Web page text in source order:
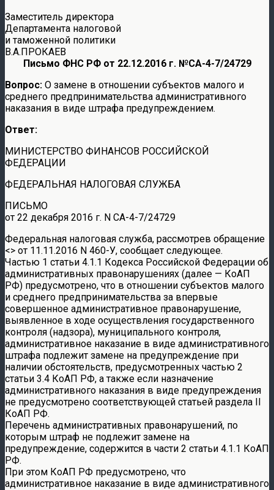
Заместитель директора
Департамента налоговой
и таможенной политики
В.А.ПРОКАЕВ
Письмо ФНС РФ от 22.12.2016 г. №СА-4-7/24729
Вопрос: О замене в отношении субъектов малого и
среднего предпринимательства административного
наказания в виде штрафа предупреждением.
Ответ:
МИНИСТЕРСТВО ФИНАНСОВ РОССИЙСКОЙ
ФЕДЕРАЦИИ
ФЕДЕРАЛЬНАЯ НАЛОГОВАЯ СЛУЖБА
ПИСЬМО
от 22 декабря 2016 г. N СА-4-7/24729
Федеральная налоговая служба, рассмотрев обращение
<> от 11.11.2016 N 460-У, сообщает следующее.
Частью 1 статьи 4.1.1 Кодекса Российской Федерации об
административных правонарушениях (далее — КоАП
РФ) предусмотрено, что в отношении субъектов малого
и среднего предпринимательства за впервые
совершенное административное правонарушение,
выявленное в ходе осуществления государственного
контроля (надзора), муниципального контроля,
административное наказание в виде административного
штрафа подлежит замене на предупреждение при
наличии обстоятельств, предусмотренных частью 2
статьи 3.4 КоАП РФ, а также если назначение
административного наказания в виде предупреждения
не предусмотрено соответствующей статьей раздела II
КоАП РФ.
Перечень административных правонарушений, по
которым штраф не подлежит замене на
предупреждение, содержится в части 2 статьи 4.1.1 КоАП
РФ.
При этом КоАП РФ предусмотрено, что
административное наказание в виде административного